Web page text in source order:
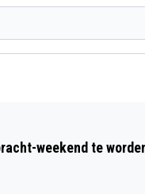
weekend te